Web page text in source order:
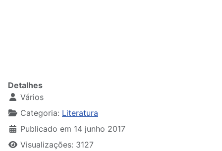
Detalhes
Vários
Categoria: Literatura
Publicado em 14 junho 2017
Visualizações: 3127